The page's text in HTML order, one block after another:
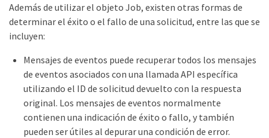
Además de utilizar el objeto Job, existen otras formas de
determinar el éxito o el fallo de una solicitud, entre las que se
incluyen:
Mensajes de eventos puede recuperar todos los mensajes
de eventos asociados con una llamada API específica
utilizando el ID de solicitud devuelto con la respuesta
original. Los mensajes de eventos normalmente
contienen una indicación de éxito o fallo, y también
pueden ser útiles al depurar una condición de error.